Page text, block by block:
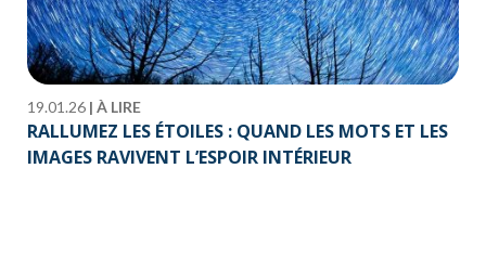
19.01.26 | À LIRE
RALLUMEZ LES ÉTOILES : QUAND LES MOTS ET LES
IMAGES RAVIVENT L’ESPOIR INTÉRIEUR